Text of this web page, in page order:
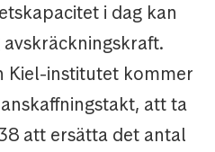
i dag kan
Kiel-institutet kommer
att ta
att ersätta det antal